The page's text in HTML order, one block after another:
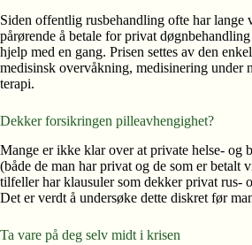
Siden offentlig rusbehandling ofte har lange
pårørende å betale for privat
hjelp med en gang. Prisen settes av den
medisinsk overvåkning, medisinering under
terapi.
Dekker forsikringen pilleavhengighet?
Mange er ikke klar over at private helse- og
(både de man har privat og de som er betalt
tilfeller har klausuler som dekker privat rus-
Det er verdt å undersøke dette diskret før
Ta vare på deg selv midt i krisen